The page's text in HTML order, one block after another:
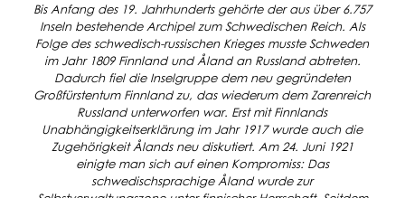
Bis Anfang des 19. Jahrhunderts gehörte der aus über 6.757
Inseln bestehende Archipel zum Schwedischen Reich. Als
Folge des schwedisch-russischen Krieges musste Schweden
im Jahr 1809 Finnland und Åland an Russland abtreten.
Dadurch fiel die Inselgruppe dem neu gegründeten
Großfürstentum Finnland zu, das wiederum dem Zarenreich
Russland unterworfen war. Erst mit Finnlands
Unabhängigkeitserklärung im Jahr 1917 wurde auch die
Zugehörigkeit Ålands neu diskutiert. Am 24. Juni 1921
einigte man sich auf einen Kompromiss: Das
schwedischsprachige Åland wurde zur